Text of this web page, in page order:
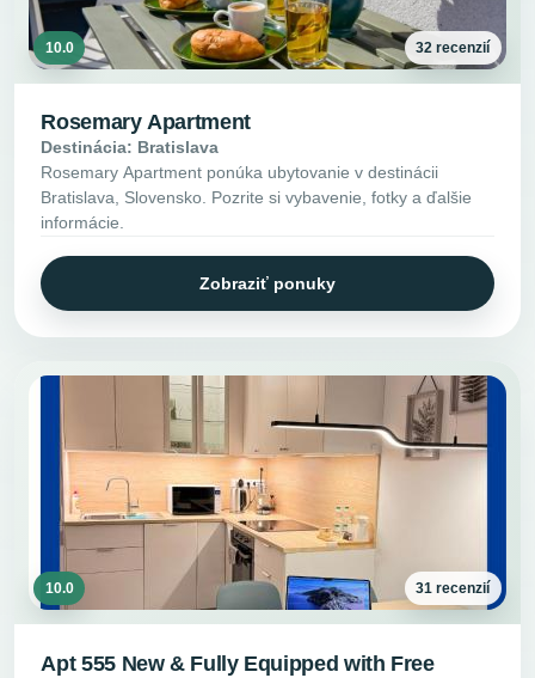
10.0 32 recenzií
Rosemary Apartment
Destinácia: Bratislava
Rosemary Apartment ponúka ubytovanie v destinácii
Bratislava, Slovensko. Pozrite si vybavenie, fotky a ďalšie
informácie.
Zobraziť ponuky
10.0 31 recenzií
Apt 555 New & Fully Equipped with Free